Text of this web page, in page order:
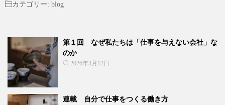
リ カテゴリー: blog
第１回 なぜ私たちは「仕事を与えない会社」な
のか
2026年3月12日
連載 自分で仕事をつくる働き方